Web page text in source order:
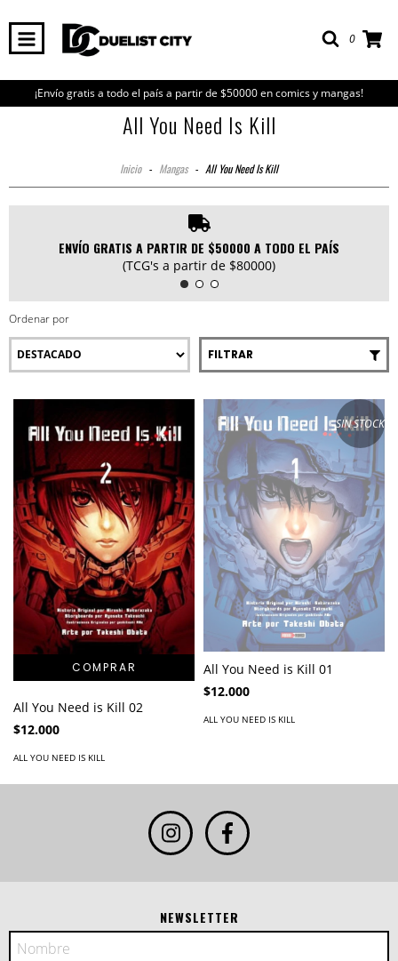
0
¡Envío gratis a todo el país a partir de $50000 en comics y mangas!
All You Need Is Kill
Inicio - Mangas - All You Need Is Kill
ENVÍO GRATIS A PARTIR DE $50000 A TODO EL PAÍS
(TCG's a partir de $80000)
Ordenar por
FILTRAR
All You Need is Kill 02
$12.000
ALL YOU NEED IS KILL
SIN STOCK
All You Need is Kill 01
$12.000
ALL YOU NEED IS KILL
NEWSLETTER